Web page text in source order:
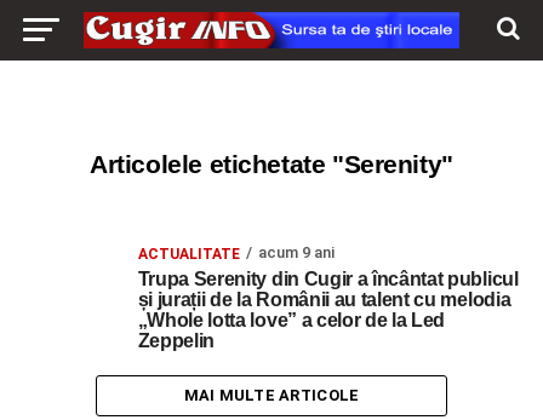
Articolele etichetate "Serenity"
ACTUALITATE acum 9 ani
Trupa Serenity din Cugir a încântat publicul
și jurații de la Românii au talent cu melodia
„Whole lotta love” a celor de la Led
Zeppelin
MAI MULTE ARTICOLE